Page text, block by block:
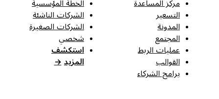
مركز المساعدة
التسعير
المدونة
المجتمع
عمليات الربط
القوالب
برامج الشركاء
الخطة المؤسسية
الشركات الناشئة
الشركات الصغيرة
شخصي
استكشف
المزيد →